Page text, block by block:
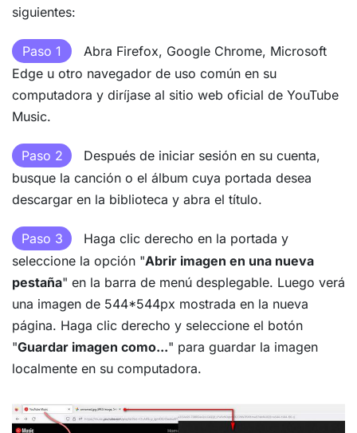
siguientes:
Paso 1
Abra Firefox, Google Chrome, Microsoft
Edge u otro navegador de uso común en su
computadora y diríjase al sitio web oficial de YouTube
Music.
Paso 2
Después de iniciar sesión en su cuenta,
busque la canción o el álbum cuya portada desea
descargar en la biblioteca y abra el título.
Paso 3
Haga clic derecho en la portada y
seleccione la opción "Abrir imagen en una nueva
pestaña" en la barra de menú desplegable. Luego verá
una imagen de 544*544px mostrada en la nueva
página. Haga clic derecho y seleccione el botón
"Guardar imagen como..." para guardar la imagen
localmente en su computadora.